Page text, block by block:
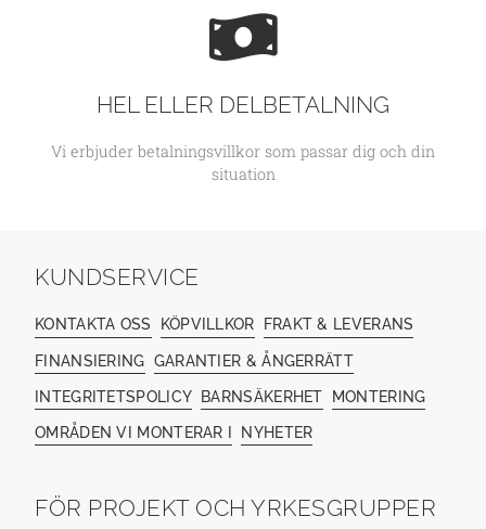
HEL ELLER DELBETALNING
Vi erbjuder betalningsvillkor som passar dig och din
situation
KUNDSERVICE
KONTAKTA OSS KÖPVILLKOR FRAKT & LEVERANS
FINANSIERING GARANTIER & ÅNGERRÄTT
INTEGRITETSPOLICY BARNSÄKERHET MONTERING
OMRÅDEN VI MONTERAR I NYHETER
FÖR PROJEKT OCH YRKESGRUPPER